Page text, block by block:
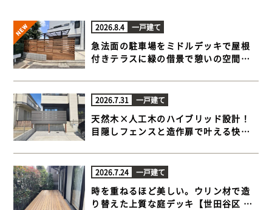
2026.8.4 一戸建て
急法面の駐車場をミドルデッキで屋根
付きテラスに緑の借景で憩いの空間が
デッキ】
2026.7.31 一戸建て
天然木×人工木のハイブリッド設計！
目隠しフェンスと造作扉で叶える快適
ドデッキ】
2026.7.24 一戸建て
時を重ねるほど美しい。ウリン材で造
り替えた上質な庭デッキ【世田谷区 一